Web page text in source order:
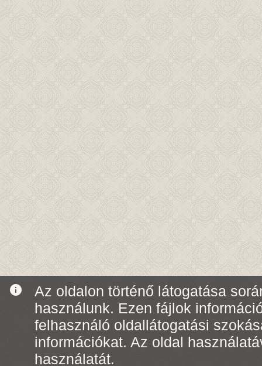
info
Az oldalon történő látogatása
használunk. Ezen fájlok
felhasználó oldallátogatási
információkat. Az oldal
használatát.